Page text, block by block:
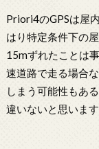
Priori4のGPSは屋
はり特定条件下の
15mずれたことは
速道路で走る場合
しまう可能性もあ
違いないと思います